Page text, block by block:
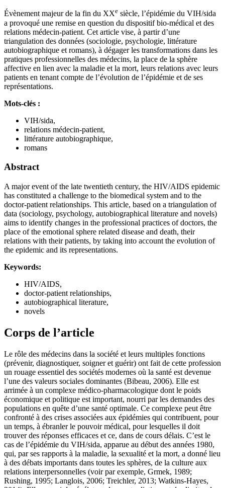
Évènement majeur de la fin du XXe siècle, l’épidémie du VIH/sida
a provoqué une remise en question du dispositif bio-médical et des
relations médecin-patient. Cet article vise, à partir d’une
triangulation des données (sociologie, psychologie, littérature
autobiographique et romans), à dégager les transformations dans les
pratiques professionnelles des médecins, la place de la sphère
affective en lien avec la maladie et la mort, leurs relations avec leurs
patients en tenant compte de l’évolution de l’épidémie et de ses
représentations.
Mots-clés :
VIH/sida,
relations médecin-patient,
littérature autobiographique,
romans
Abstract
A major event of the late twentieth century, the HIV/AIDS epidemic
has constituted a challenge to the biomedical system and to the
doctor-patient relationships. This article, based on a triangulation of
data (sociology, psychology, autobiographical literature and novels)
aims to identify changes in the professional practices of doctors, the
place of the emotional sphere related disease and death, their
relations with their patients, by taking into account the evolution of
the epidemic and its representations.
Keywords:
HIV/AIDS,
doctor-patient relationships,
autobiographical literature,
novels
Corps de l’article
Le rôle des médecins dans la société et leurs multiples fonctions
(prévenir, diagnostiquer, soigner et guérir) ont fait de cette profession
un rouage essentiel des sociétés modernes où la santé est devenue
l’une des valeurs sociales dominantes (Bibeau, 2006). Elle est
arrimée à un complexe médico-pharmacologique dont le poids
économique et politique est important, nourri par les demandes des
populations en quête d’une santé optimale. Ce complexe peut être
confronté à des crises associées aux épidémies qui contribuent, pour
un temps, à ébranler le pouvoir médical, pour lesquelles il doit
trouver des réponses efficaces et ce, dans de cours délais. C’est le
cas de l’épidémie du VIH/sida, apparue au début des années 1980,
qui, par ses rapports à la maladie, la sexualité et la mort, a donné lieu
à des débats importants dans toutes les sphères, de la culture aux
relations interpersonnelles (voir par exemple, Grmek, 1989;
Rushing, 1995; Langlois, 2006; Treichler, 2013; Watkins-Hayes,